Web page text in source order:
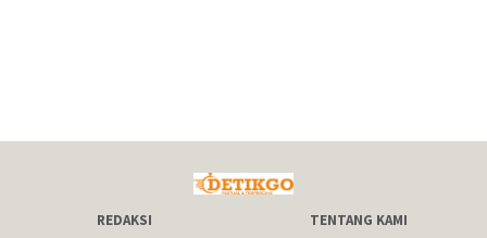
REDAKSI TENTANG KAMI